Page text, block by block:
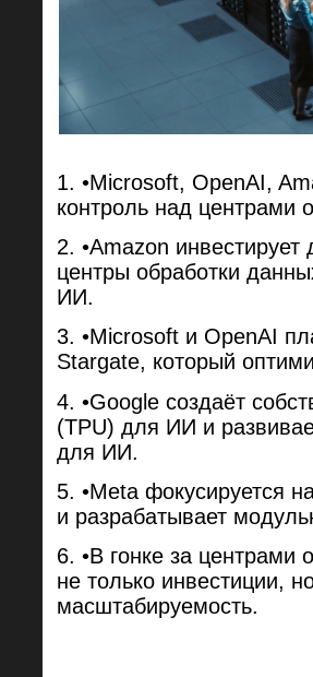
•Microsoft, OpenAI,
контроль над центрами
•Amazon
центры обработки
ИИ.
•Microsoft и OpenAI
Stargate, который
•Google создаёт
(TPU) для ИИ и
для ИИ.
•Meta фокусируется
и разрабатывает
•В гонке за
не только инвестиции,
масштабируемость.